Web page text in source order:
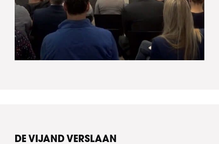
DE VIJAND VERSLAAN